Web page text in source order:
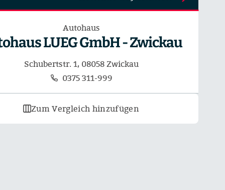
Autohaus
LUEG GmbH - Zwickau
Schubertstr. 1, 08058 Zwickau
0375 311-999
Zum Vergleich hinzufügen